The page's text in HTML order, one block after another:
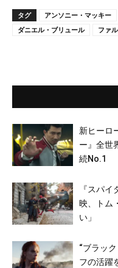
タグ アンソニー・マッキー
ダニエル・ブリュール
ファ
新ヒーロ
ー』全世
続No.1
『スパ
映、トム
い」
“ブラッ
フの活躍